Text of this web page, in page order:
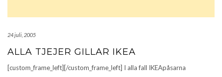
24 juli, 2005
ALLA TJEJER GILLAR IKEA
[custom_frame_left][/custom_frame_left] I alla fall IKEApåsarna